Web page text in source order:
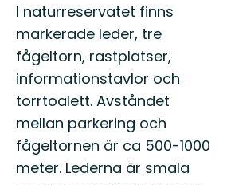
I naturreservatet finns
markerade leder, tre
fågeltorn, rastplatser,
informationstavlor och
torrtoalett. Avståndet
mellan parkering och
fågeltornen är ca 500-1000
meter. Lederna är smala